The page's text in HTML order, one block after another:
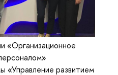
«Организационное
«Управление развитием